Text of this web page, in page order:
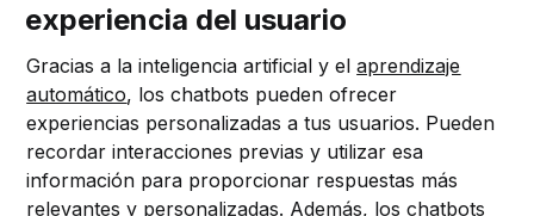
experiencia del usuario
Gracias a la inteligencia artificial y elaprendizaje
automático, los chatbots pueden ofrecer
experiencias personalizadas a tus usuarios. Pueden
recordar interacciones previas y utilizar esa
información para proporcionar respuestas más
relevantes y personalizadas. Además, los chatbots